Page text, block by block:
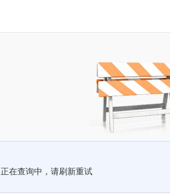
正在查询中，请刷新重试